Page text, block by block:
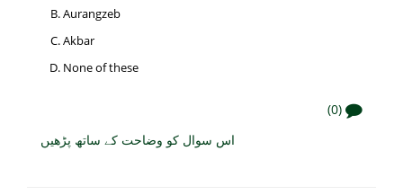
Aurangzeb
Akbar
None of these
(0)
اس سوال کو وضاحت کے ساتھ پڑھیں